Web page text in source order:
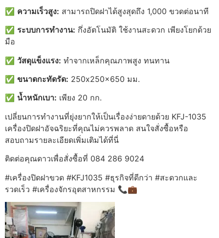
✅ ความเร็วสูง: สามารถปิดฝาได้สูงสุดถึง 1,000 ขวดต่อนาที
✅ ระบบการทำงาน: กึ่งอัตโนมัติ ใช้งานสะดวก เพียงโยกด้วย
มือ
✅ วัสดุแข็งแรง: ทำจากเหล็กคุณภาพสูง ทนทาน
✅ ขนาดกะทัดรัด: 250x250x650 มม.
✅ น้ำหนักเบา: เพียง 20 กก.
เปลี่ยนการทำงานที่ยุ่งยากให้เป็นเรื่องง่ายดายด้วย KFJ-1035
เครื่องปิดฝาอัจฉริยะที่คุณไม่ควรพลาด สนใจสั่งซื้อหรือ
สอบถามรายละเอียดเพิ่มเติมได้ที่นี่
ติดต่อคุณดาวเพื่อสั่งซื้อที่ 084 286 9024
#เครื่องปิดฝาขวด #KFJ1035 #ธุรกิจที่ดีกว่า #สะดวกและ
รวดเร็ว #เครื่องจักรอุตสาหกรรม 📞💼